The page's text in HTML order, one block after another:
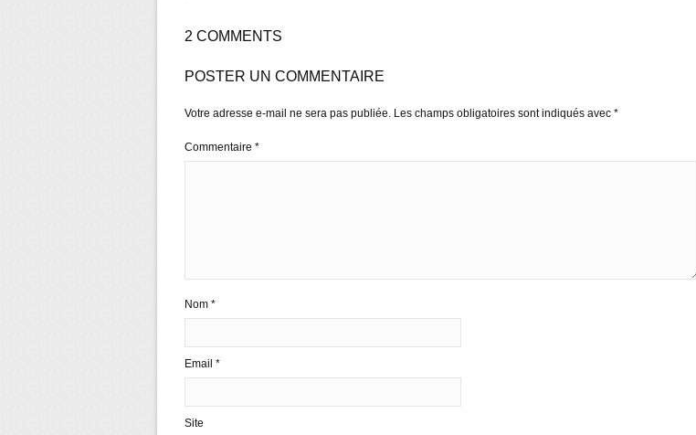
2 COMMENTS
POSTER UN COMMENTAIRE
Votre adresse e-mail ne sera pas publiée. Les champs obligatoires sont indiqués avec *
Commentaire *
Nom *
Email *
Site